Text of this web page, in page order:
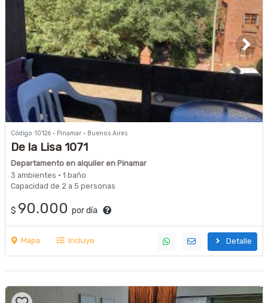
Código 10126 · Pinamar · Buenos Aires
De la Lisa 1071
Departamento en alquiler en Pinamar
3 ambientes · 1 baño
Capacidad de 2 a 5 personas
$ 90.000 por día
Mapa Incluye Detalle